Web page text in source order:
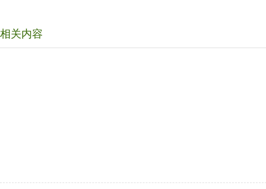
相关内容